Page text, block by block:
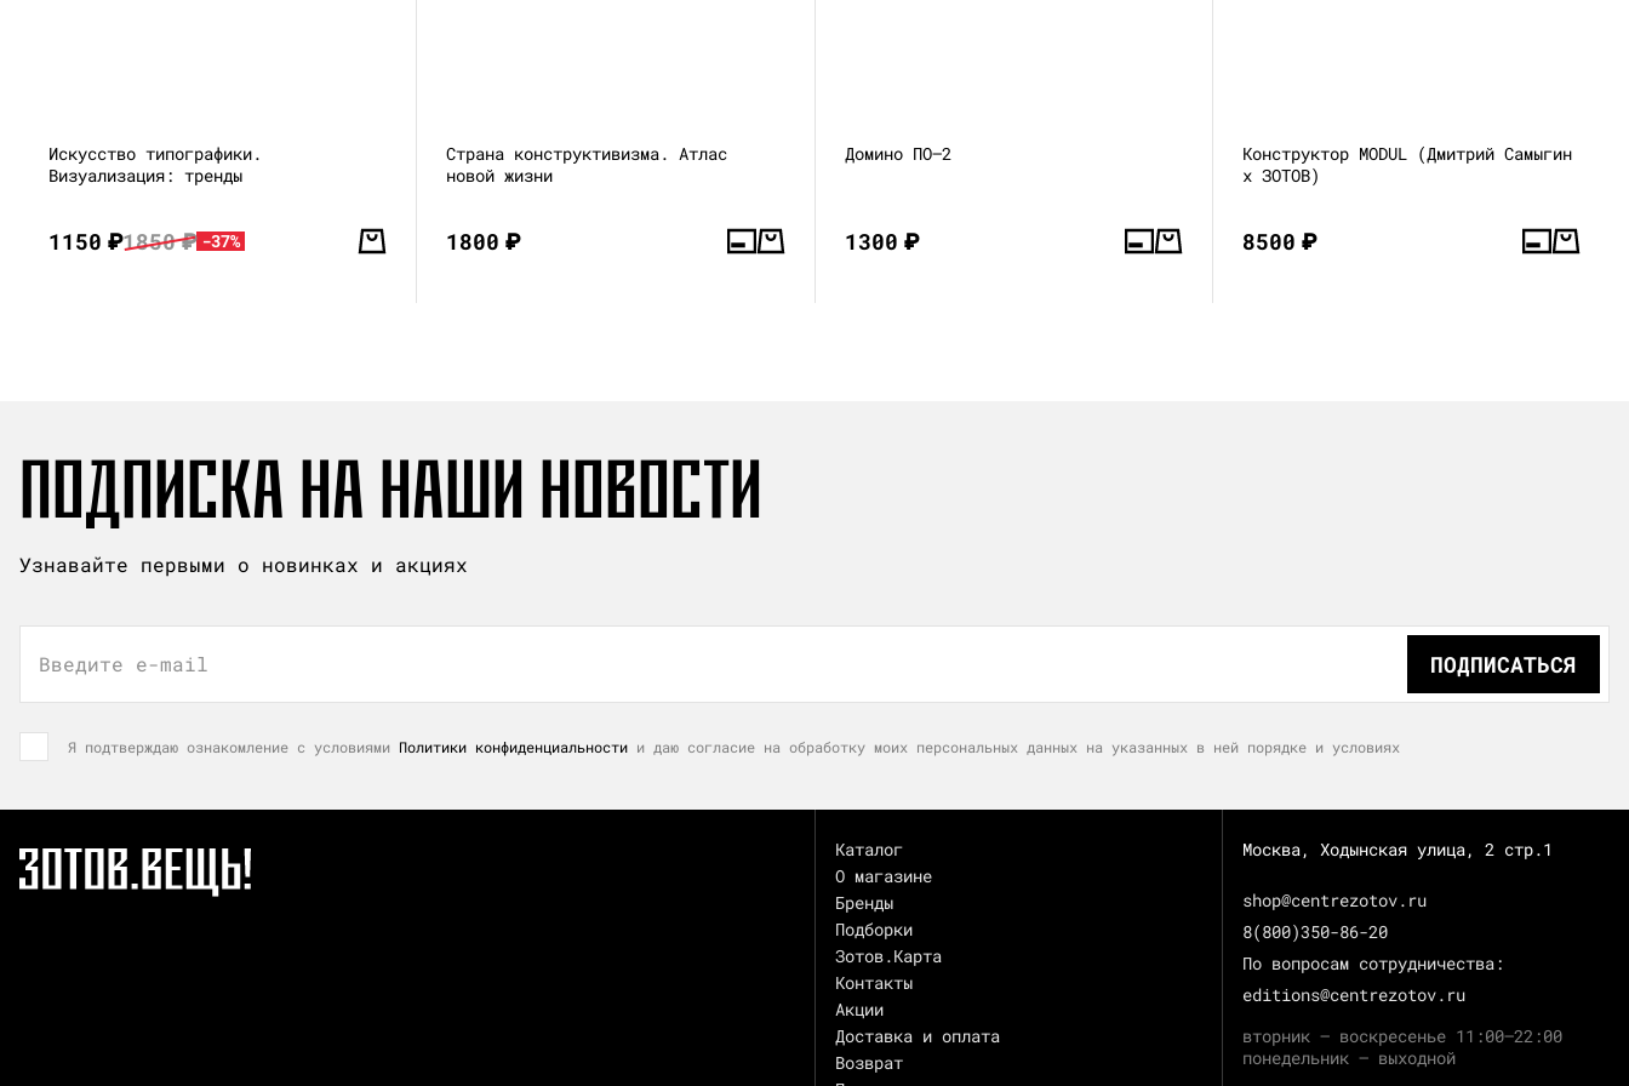
Искусство типографики.
Визуализация: тренды
1150₽1850₽ -37%
Страна конструктивизма. Атлас
новой жизни
1800₽
Домино ПО—2
1300₽
Конструктор MODUL (Дмитрий Самыгин
x ЗОТОВ)
8500₽
ПОДПИСКА НА НАШИ НОВОСТИ
Узнавайте первыми о новинках и акциях
Введите e-mail ПОДПИСАТЬСЯ
Я подтверждаю ознакомление с условиями Политики конфиденциальности и даю согласие на обработку моих персональных данных на указанных в ней порядке и условиях
Каталог
О магазине
Бренды
Подборки
Зотов.Карта
Контакты
Акции
Доставка и оплата
Возврат
Москва, Ходынская улица, 2 стр.1
shop@centrezotov.ru
8(800)350-86-20
По вопросам сотрудничества:
editions@centrezotov.ru
вторник — воскресенье 11:00–22:00
понедельник — выходной